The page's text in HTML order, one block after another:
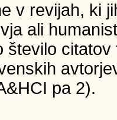
v revijah, ki
ali
število
pa 2).